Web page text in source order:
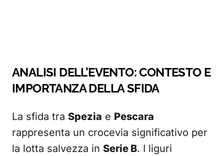
ANALISI DELL’EVENTO: CONTESTO E
IMPORTANZA DELLA SFIDA
La sfida tra Spezia e Pescara
rappresenta un crocevia significativo per
la lotta salvezza in Serie B. I liguri